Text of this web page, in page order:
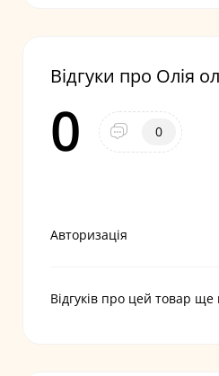
Відгуки про Олія
0 0
Авторизація
Відгуків про цей товар ще